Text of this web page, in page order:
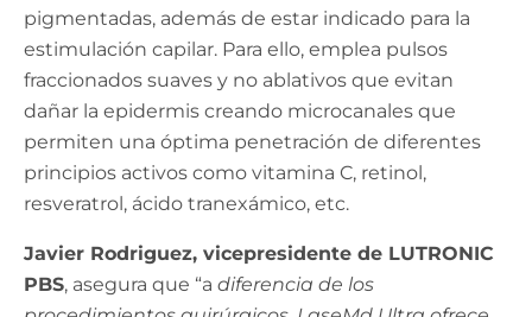
pigmentadas, además de estar indicado para la
estimulación capilar. Para ello, emplea pulsos
fraccionados suaves y no ablativos que evitan
dañar la epidermis creando microcanales que
permiten una óptima penetración de diferentes
principios activos como vitamina C, retinol,
resveratrol, ácido tranexámico, etc.
Javier Rodriguez, vicepresidente de LUTRONIC
PBS, asegura que “a diferencia de los